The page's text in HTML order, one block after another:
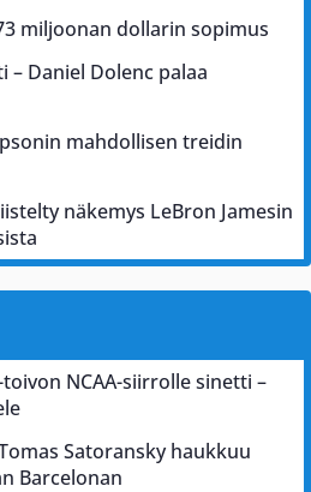
miljoonan dollarin sopimus
– Daniel Dolenc palaa
mahdollisen treidin
näkemys LeBron Jamesin
NCAA-siirrolle sinetti –
Satoransky haukkuu
Barcelonan